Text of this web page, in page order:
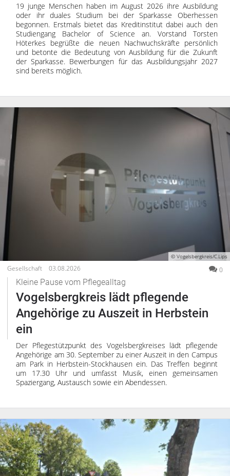
19 junge Menschen haben im August 2026 ihre Ausbildung
oder ihr duales Studium bei der Sparkasse Oberhessen
begonnen. Erstmals bietet das Kreditinstitut dabei auch den
Studiengang Bachelor of Science an. Vorstand Torsten
Höterkes begrüßte die neuen Nachwuchskräfte persönlich
und betonte die Bedeutung von Ausbildung für die Zukunft
der Sparkasse. Bewerbungen für das Ausbildungsjahr 2027
sind bereits möglich.
© Vogelsbergkreis/C.Lips
Gesellschaft 03.08.2026 0
Kleine Pause vom Pflegealltag
Vogelsbergkreis lädt pflegende
Angehörige zu Auszeit in Herbstein
ein
Der Pflegestützpunkt des Vogelsbergkreises lädt pflegende
Angehörige am 30. September zu einer Auszeit in den Campus
am Park in Herbstein-Stockhausen ein. Das Treffen beginnt
um 17.30 Uhr und umfasst Musik, einen gemeinsamen
Spaziergang, Austausch sowie ein Abendessen.